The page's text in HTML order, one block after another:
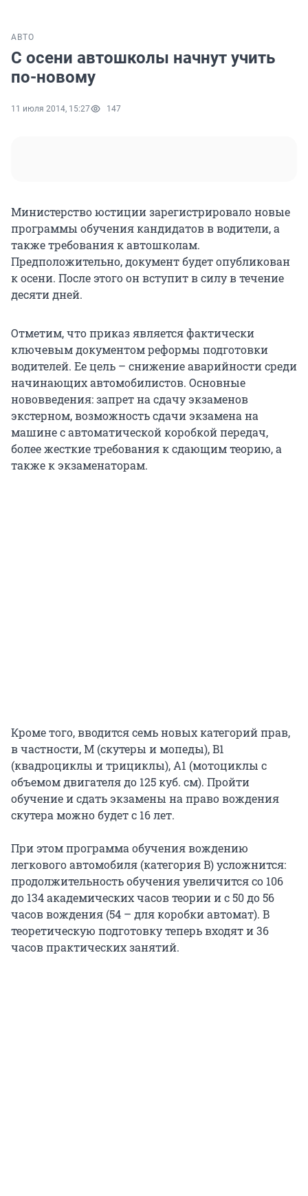
АВТО
С осени автошколы начнут учить
по-новому
11 июля 2014, 15:27 147
Министерство юстиции зарегистрировало новые
программы обучения кандидатов в водители, а
также требования к автошколам.
Предположительно, документ будет опубликован
к осени. После этого он вступит в силу в течение
десяти дней.
Отметим, что приказ является фактически
ключевым документом реформы подготовки
водителей. Ее цель – снижение аварийности среди
начинающих автомобилистов. Основные
нововведения: запрет на сдачу экзаменов
экстерном, возможность сдачи экзамена на
машине с автоматической коробкой передач,
более жесткие требования к сдающим теорию, а
также к экзаменаторам.
Кроме того, вводится семь новых категорий прав,
в частности, М (скутеры и мопеды), B1
(квадроциклы и трициклы), А1 (мотоциклы с
объемом двигателя до 125 куб. см). Пройти
обучение и сдать экзамены на право вождения
скутера можно будет с 16 лет.
При этом программа обучения вождению
легкового автомобиля (категория B) усложнится:
продолжительность обучения увеличится со 106
до 134 академических часов теории и с 50 до 56
часов вождения (54 – для коробки автомат). В
теоретическую подготовку теперь входят и 36
часов практических занятий.